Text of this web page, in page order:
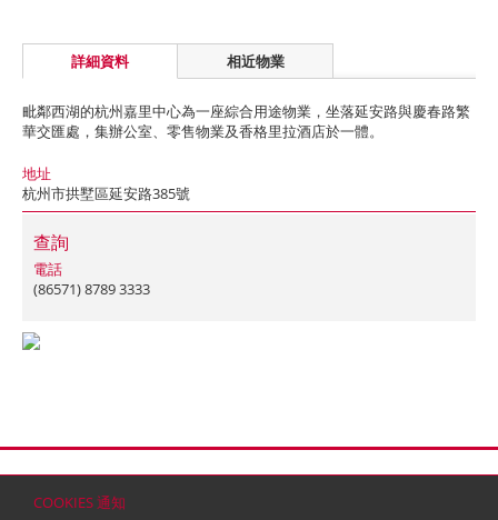
COOKIES 通知
詳細資料 相近物業
毗鄰西湖的杭州嘉里中心為一座綜合用途物業，坐落延安路與慶春路繁
華交匯處，集辦公室、零售物業及香格里拉酒店於一體。
地址
杭州市拱墅區延安路385號
查詢
電話
(86571) 8789 3333
© 2026 嘉里建設有限公司 (於百慕達註冊成立之有限公司)